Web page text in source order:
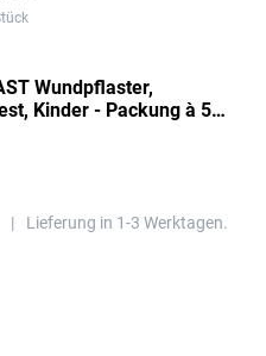
Wundpflaster,
Kinder - Packung à 50
| Lieferung in 1-3 Werktagen.